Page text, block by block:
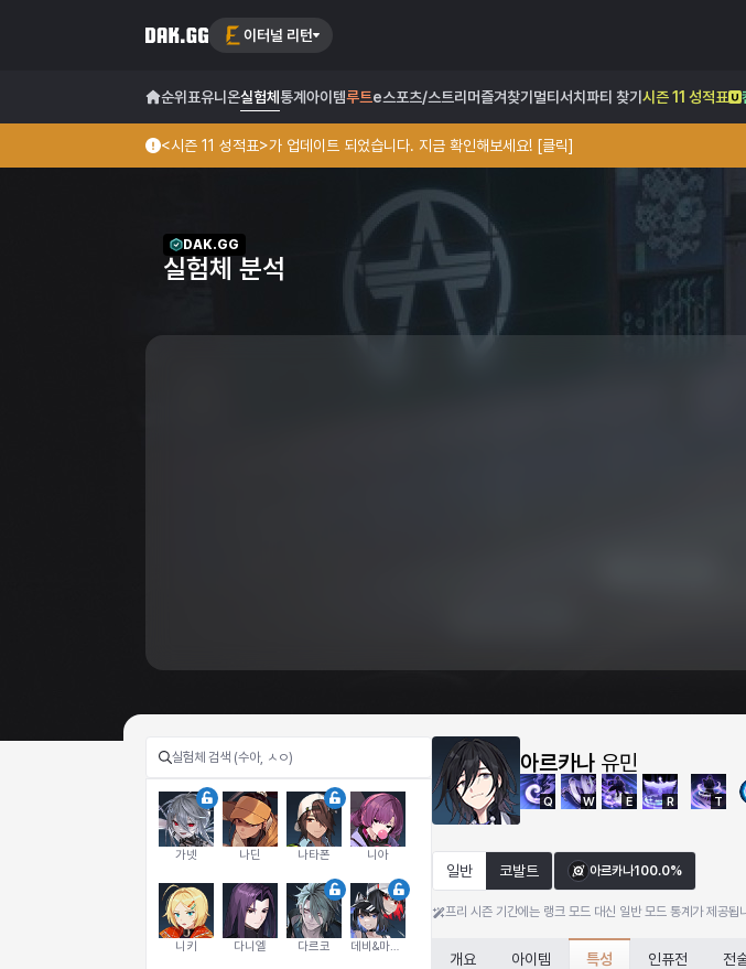
이터널 리턴
순위표유니온실험체 통계 아이템루트e스포츠/스트리머즐겨찾기 멀티서치 파티 찾기 시즌 11 성적표
<시즌 11 성적표>가 업데이트 되었습니다. 지금 확인해보세요! [클릭]
DAK.GG
실험체 분석
가넷 나딘 나타폰 니아
니키 다니엘 다르코
아르카나 유민
Q W E R T
일반 코발트 아르카나100.0%
프리 시즌 기간에는 랭크 모드 대신 일반 모드 통계가 제공됩
개요 아이템 특성 인퓨전 전